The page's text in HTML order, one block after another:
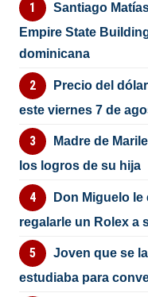
Santiago
Empire State
dominicana
Precio del
este viernes 7 de
Madre de
los logros de su hija
Don Miguelo le
regalarle un Rolex a
Joven que se
estudiaba para